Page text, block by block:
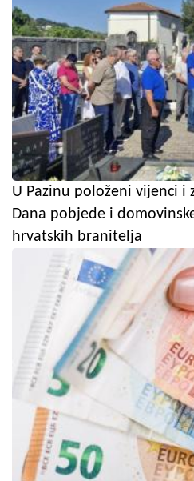
U Pazinu položeni vijenci i
Dana pobjede i
hrvatskih branitelja